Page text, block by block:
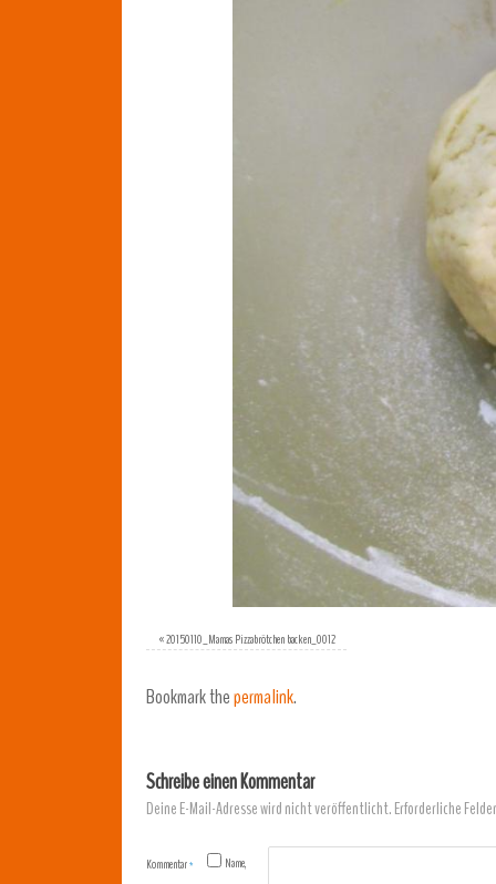
«20150110_Mamas Pizzabrötchen backen_0012
Bookmark thepermalink.
Schreibe einen Kommentar
Deine E-Mail-Adresse wird nicht veröffentlicht.Erforderliche
Kommentar*
Name,